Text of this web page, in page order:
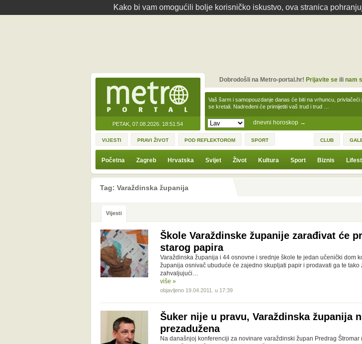
Kako bi vam omogućili bolje korisničko iskustvo, ova stranica
PETAK, 07.08.2026. 18:51:54 dnevni horoskop →
Vaš šarm i samopouzdanje danas će biti na vrhuncu, privlačeći
se kretali. Nadređeni će primijetiti vaš trud i trud …
Dobrodošli na Metro-portal.hr! Prijavite seili nam
VIJESTI PRAVI ŽIVOT POD REFLEKTOROM SPORT CLUB
Početna Zagreb Hrvatska Svijet Život Kultura Sport Biznis
Tag: Varaždinska županija
Vijesti
Škole Varaždinske županije zarađivat će
starog papira
Varaždinska županija i 44 osnovne i srednje škole te jedan učenički dom
županija osnivač ubuduće će zajedno skupljati papir i prodavati ga te tako
zahvaljujući…
više »
objavljeno 19.04.2011. u 17:39
Šuker nije u pravu, Varaždinska županija
prezadužena
Na današnjoj konferenciji za novinare varaždinski župan Predrag Štromar